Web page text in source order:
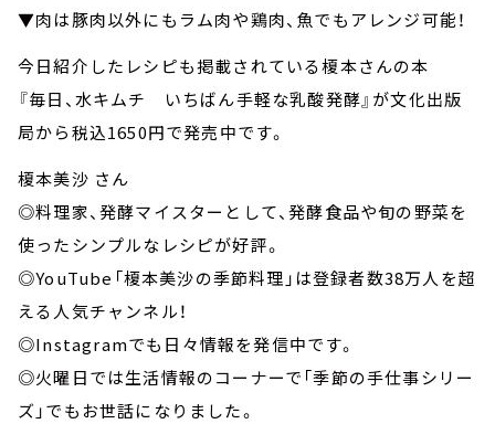
▼肉は豚肉以外にもラム肉や鶏肉、魚でもアレンジ可能！
今日紹介したレシピも掲載されている榎本さんの本
『毎日、水キムチ いちばん手軽な乳酸発酵』が文化出版
局から税込1650円で発売中です。
榎本美沙 さん
◎料理家、発酵マイスターとして、発酵食品や旬の野菜を
使ったシンプルなレシピが好評。
◎YouTube「榎本美沙の季節料理」は登録者数38万人を超
える人気チャンネル！
◎Instagramでも日々情報を発信中です。
◎火曜日では生活情報のコーナーで「季節の手仕事シリー
ズ」でもお世話になりました。